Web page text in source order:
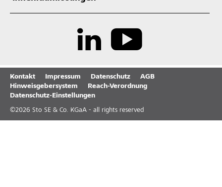
Kontakt Impressum Datenschutz
AGB
Hinweisgebersystem
Reach-Verordnung
Datenschutz-Einstellungen
©2026 Sto SE & Co. KGaA - all rights reserved